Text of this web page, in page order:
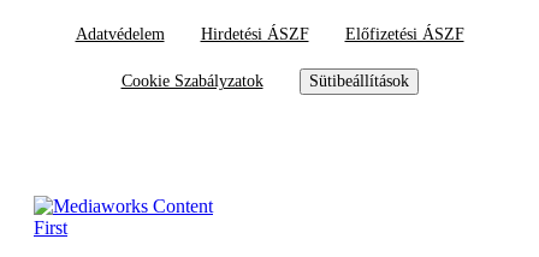
Adatvédelem Hirdetési ÁSZF Előfizetési ÁSZF
Cookie Szabályzatok Sütibeállítások